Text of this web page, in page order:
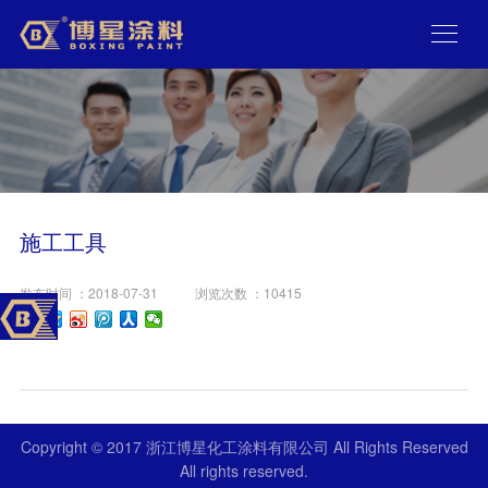

施工工具
发布时间 ：2018-07-31 浏览次数 ：10415
Copyright © 2017 浙江博星化工涂料有限公司 All Rights Reserved
All rights reserved.